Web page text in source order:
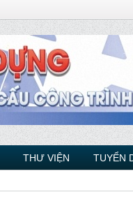
THƯ VIỆN TUYỂN